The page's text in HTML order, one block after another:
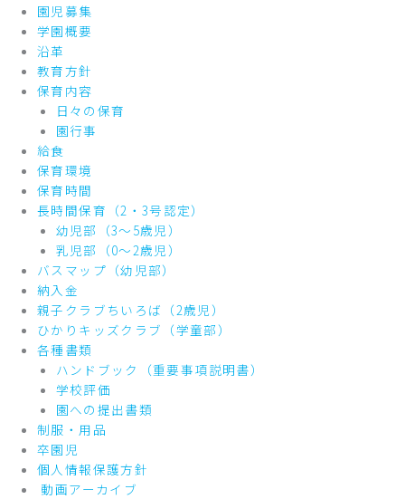
園児募集
学園概要
沿革
教育方針
保育内容
日々の保育
園行事
給食
保育環境
保育時間
長時間保育（2・3号認定）
幼児部（3～5歳児）
乳児部（0～2歳児）
バスマップ（幼児部）
納入金
親子クラブちいろば（2歳児）
ひかりキッズクラブ（学童部）
各種書類
ハンドブック（重要事項説明書）
学校評価
園への提出書類
制服・用品
卒園児
個人情報保護方針
動画アーカイブ